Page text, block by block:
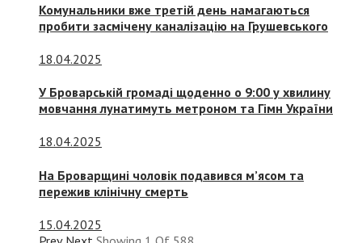
Комунальники вже третій день намагаються
пробити засмічену каналізацію на Грушевського
18.04.2025
У Броварській громаді щоденно о 9:00 у хвилину
мовчання лунатимуть метроном та Гімн України
18.04.2025
На Броварщині чоловік подавився м’ясом та
пережив клінічну смерть
15.04.2025